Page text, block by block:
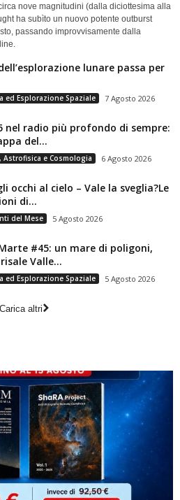
nove magnitudini (dalla diciottesima alla
ha subìto un nuovo potente outburst
passando improvvisamente dalla
lunare passa per
ed Esplorazione Spaziale 7 Agosto 2026
nel radio più profondo di sempre:
del...
Astrofisica e Cosmologia 6 Agosto 2026
occhi al cielo – Vale la sveglia?Le
di...
del Mese 5 Agosto 2026
#45: un mare di poligoni,
Valle...
ed Esplorazione Spaziale 5 Agosto 2026
Carica altri